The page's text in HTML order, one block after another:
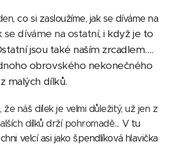
co si zasloužíme, jak se díváme na
se díváme na ostatní,i když je to
jsou také naším zrcadlem....
obrovského nekonečného
malých dílků.
náš dílek je velmi důležitý, už jen z
dílků drží pohromadě... V tu
velcí asi jako špendlíková hlavička